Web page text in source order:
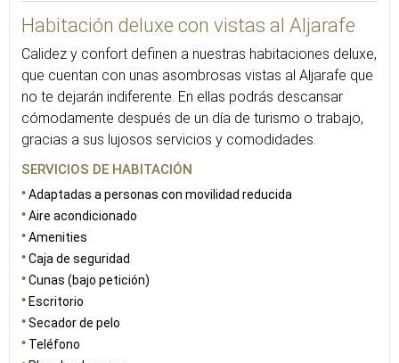
Habitación deluxe con vistas al Aljarafe
Calidez y confort definen a nuestras habitaciones deluxe,
que cuentan con unas asombrosas vistas al Aljarafe que
no te dejarán indiferente. En ellas podrás descansar
cómodamente después de un día de turismo o trabajo,
gracias a sus lujosos servicios y comodidades.
SERVICIOS DE HABITACIÓN
Adaptadas a personas con movilidad reducida
Aire acondicionado
Amenities
Caja de seguridad
Cunas (bajo petición)
Escritorio
Secador de pelo
Teléfono